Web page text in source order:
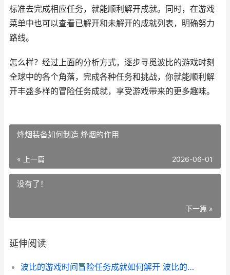
标准去完成相应任务，就能顺利解开成就。同时，在游戏
菜单中也可以查看已解开和未解开的成就列表，明确努力
路线。
怎么样？经过上面的分析方式，逐步寻觅波比的游戏时刻
全球中的各个角落，完成各种任务和挑战，你就能顺利解
开丰盛多样的冒险任务成就，享受游戏带来的更多趣味。
烽烟装备如何制造 烽烟的作用
« 上一篇 2026-06-01
没有了！
下一篇 »
延伸阅读
波比的游戏时间冒险任务成就如何解开 波比的游戏时间2006作弊菜单